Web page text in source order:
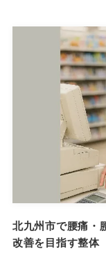
北九州市で腰痛・
改善を目指す整体